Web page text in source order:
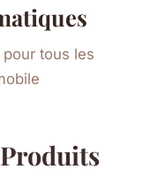
tous les
Produits